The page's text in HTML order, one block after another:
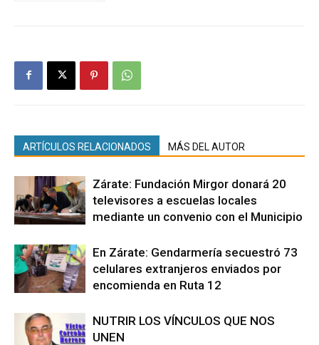
ARTÍCULOS RELACIONADOS MÁS DEL AUTOR
Zárate: Fundación Mirgor donará 20
televisores a escuelas locales
mediante un convenio con el Municipio
En Zárate: Gendarmería secuestró 73
celulares extranjeros enviados por
encomienda en Ruta 12
NUTRIR LOS VÍNCULOS QUE NOS
UNEN